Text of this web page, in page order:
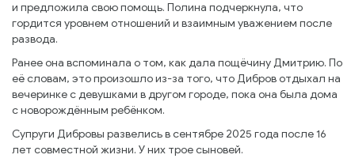
и предложила свою помощь. Полина подчеркнула, что
гордится уровнем отношений и взаимным уважением после
развода.
Ранее она вспоминала о том, как дала пощёчину Дмитрию. По
её словам, это произошло из-за того, что Дибров отдыхал на
вечеринке с девушками в другом городе, пока она была дома
с новорождённым ребёнком.
Супруги Дибровы развелись в сентябре 2025 года после 16
лет совместной жизни. У них трое сыновей.